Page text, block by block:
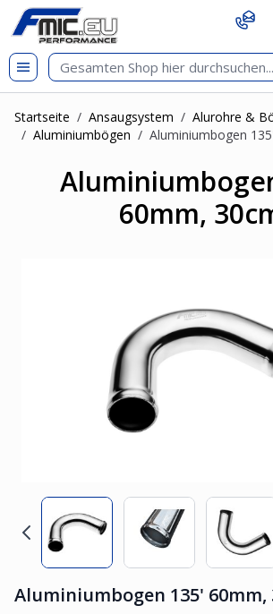
Zum Inhalt springen
git s
Startseite / Ansaugsystem / Alurohre &
/ Aluminiumbögen / Aluminiumbogen
60mm,
Aluminiumbogen 135' 60mm,